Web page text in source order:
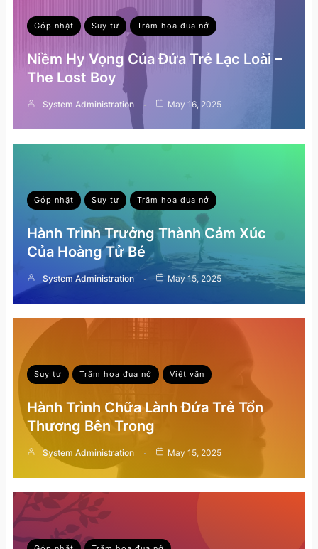
Góp nhặt Suy tư Trăm hoa đua nở
Niềm Hy Vọng Của Đứa Trẻ Lạc Loài –
The Lost Boy
System Administration May 16, 2025
Góp nhặt Suy tư Trăm hoa đua nở
Hành Trình Trưởng Thành Cảm Xúc
Của Hoàng Tử Bé
System Administration May 15, 2025
Suy tư Trăm hoa đua nở Việt văn
Hành Trình Chữa Lành Đứa Trẻ Tổn
Thương Bên Trong
System Administration May 15, 2025